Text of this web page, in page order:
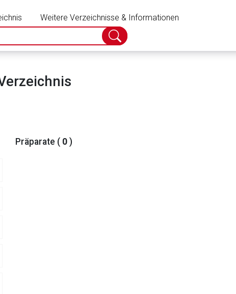
Weitere Verzeichnisse & Informationen
Suche
abschicken
Präparate ( 0 )
Seite. Für die Inhalte der externen Web-Seite ist deren